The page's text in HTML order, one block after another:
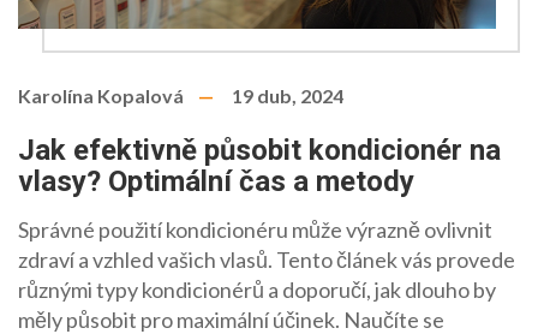
Karolína Kopalová 19 dub, 2024
Jak efektivně působit kondicionér na
vlasy? Optimální čas a metody
Správné použití kondicionéru může výrazně ovlivnit
zdraví a vzhled vašich vlasů. Tento článek vás provede
různými typy kondicionérů a doporučí, jak dlouho by
měly působit pro maximální účinek. Naučíte se